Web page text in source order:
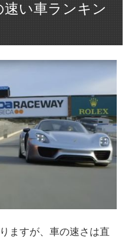
い車ランキン
ますが、車の速さは直